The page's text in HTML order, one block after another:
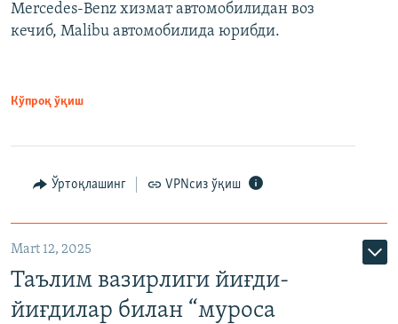
Mercedes-Benz хизмат автомобилидан воз
кечиб, Malibu автомобилида юрибди.
Кўпроқ ўқиш
Ўртоқлашинг VPNсиз ўқиш
Mart 12, 2025
Таълим вазирлиги йиғди-
йиғдилар билан “муроса